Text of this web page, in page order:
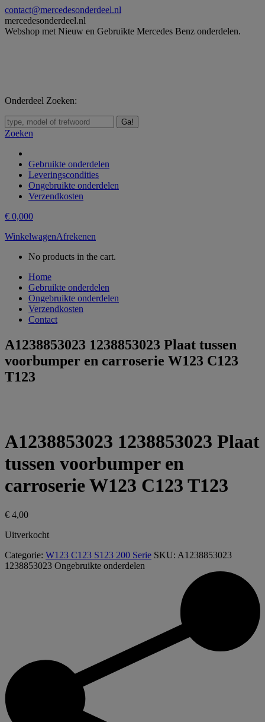
Skip
to
content
contact@mercedesonderdeel.nl
mercedesonderdeel.nl
Webshop met Nieuw en Gebruikte Mercedes Benz onderdelen.
Onderdeel Zoeken:
Zoeken:
Zoeken
Gebruikte onderdelen
Leveringscondities
Ongebruikte onderdelen
Verzendkosten
€ 0,000
WinkelwagenAfrekenen
No products in the cart.
Home
Gebruikte onderdelen
Ongebruikte onderdelen
Verzendkosten
Contact
A1238853023 1238853023 Plaat tussen
voorbumper en carroserie W123 C123
T123
A1238853023 1238853023 Plaat
tussen voorbumper en
carroserie W123 C123 T123
€ 4,00
Uitverkocht
Categorie: W123 C123 S123 200 Serie SKU: A1238853023
1238853023 Ongebruikte onderdelen